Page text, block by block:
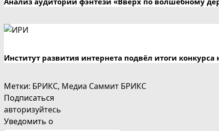
Институт развития интернета подвёл итоги
Метки: БРИКС, Медиа Саммит БРИКС
Подписаться
авторизуйтесь
Уведомить о